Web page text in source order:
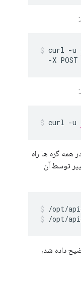
curl -u
-X POST
curl -u
همه گره ها راه
توسط آن
/opt/
/opt/
داده شد،